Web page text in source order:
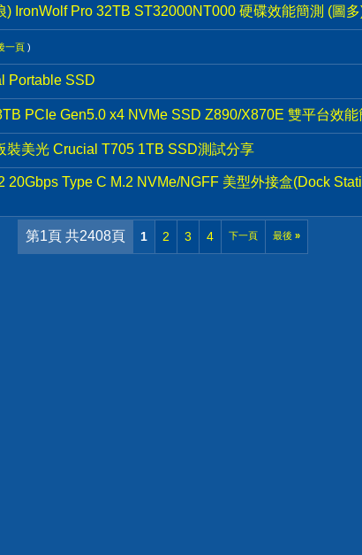
) IronWolf Pro 32TB ST32000NT000 硬碟效能簡測 (圖
一頁 )
Portable SSD
PCIe Gen5.0 x4 NVMe SSD Z890/X870E 雙平台效
美光 Crucial T705 1TB SSD測試分享
20Gbps Type C M.2 NVMe/NGFF 美型外接盒(Dock
第1頁 共2408頁 1 2 3 4 下一頁 最後 »